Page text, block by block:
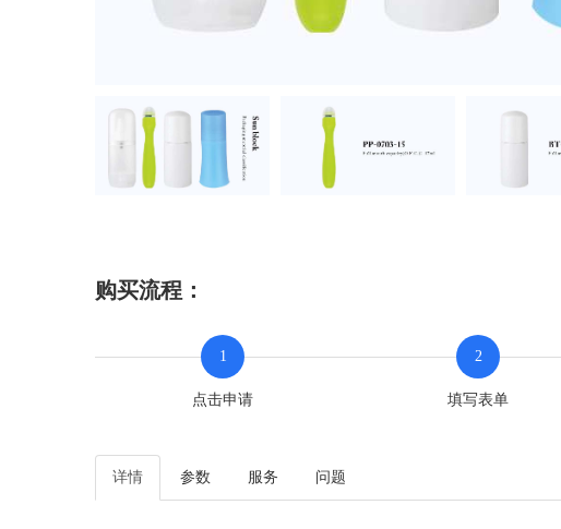
购买流程：
1
点击申请
2
填写表单
详情 参数 服务 问题